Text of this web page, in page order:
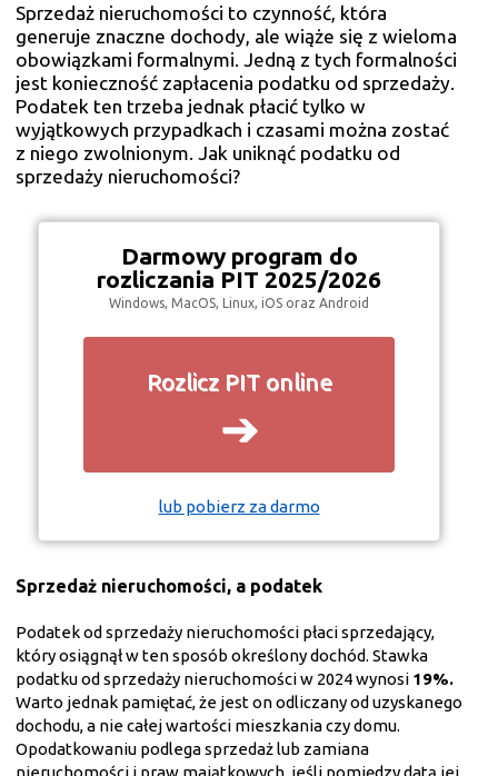
Sprzedaż nieruchomości to czynność, która
generuje znaczne dochody, ale wiąże się z wieloma
obowiązkami formalnymi. Jedną z tych formalności
jest konieczność zapłacenia podatku od sprzedaży.
Podatek ten trzeba jednak płacić tylko w
wyjątkowych przypadkach i czasami można zostać
z niego zwolnionym. Jak uniknąć podatku od
sprzedaży nieruchomości?
Darmowy program do
rozliczania PIT 2025/2026
Windows, MacOS, Linux, iOS oraz Android
Rozlicz PIT online
➔
lub pobierz za darmo
Sprzedaż nieruchomości, a podatek
Podatek od sprzedaży nieruchomości płaci sprzedający,
który osiągnął w ten sposób określony dochód. Stawka
podatku od sprzedaży nieruchomości w 2024 wynosi 19%.
Warto jednak pamiętać, że jest on odliczany od uzyskanego
dochodu, a nie całej wartości mieszkania czy domu.
Opodatkowaniu podlega sprzedaż lub zamiana